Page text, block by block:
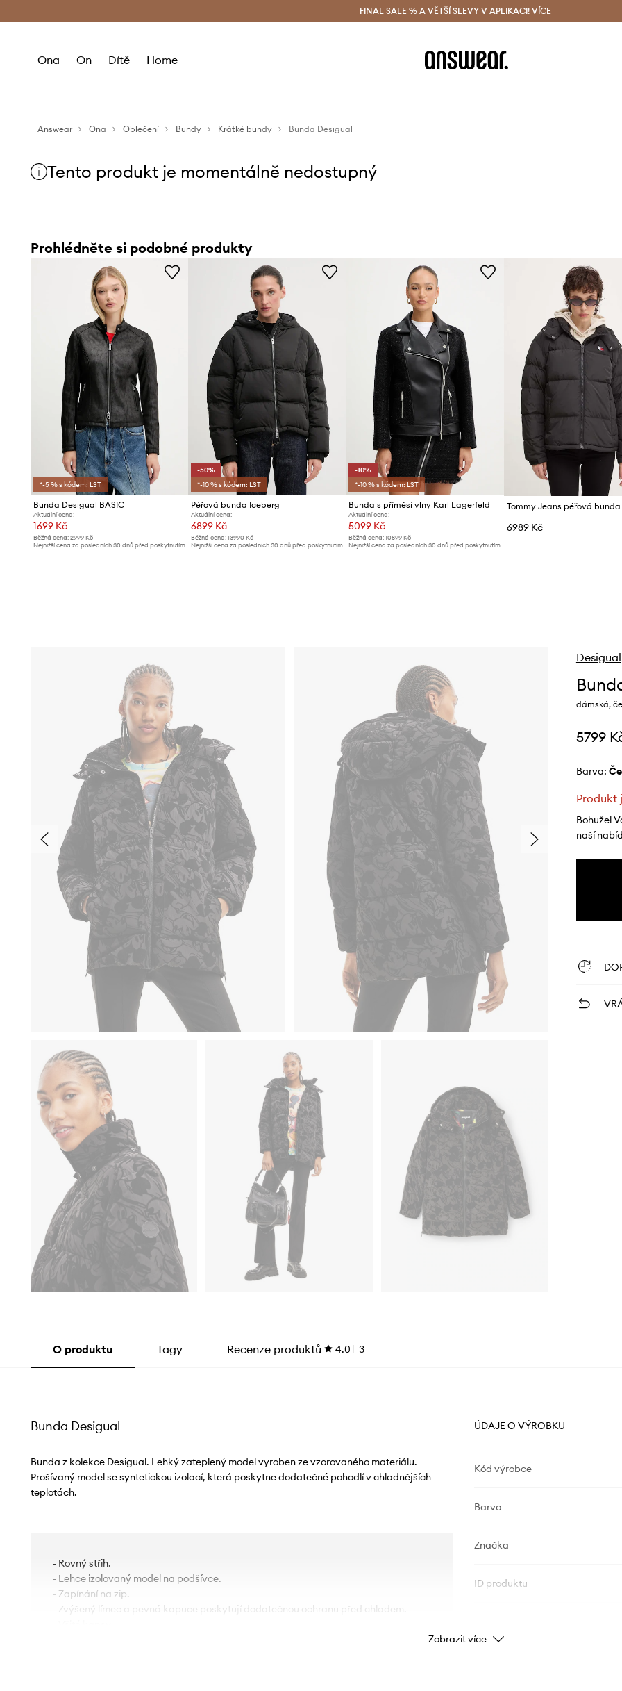
Doručení a vrácení zdarma (od 1800 Kč) Doručení i do 24 h
FINAL SALE % A VĚTŠÍ SLEVY V APLIKACI! VÍCE
Ona On Dítě Home
Answear Ona Oblečení Bundy Krátké bundy Bunda Desigual
Tento produkt je momentálně nedostupný
Prohlédněte si podobné produkty
*-5 % s kódem: LST
Bunda Desigual BASIC
Aktuální cena:
1699 Kč
Běžná cena: 2999 Kč
Nejnižší cena za posledních 30 dnů před poskytnutím
-50%
*-10 % s kódem: LST
Péřová bunda Iceberg
Aktuální cena:
6899 Kč
Běžná cena:13990 Kč
Nejnižší cena za posledních 30 dnů před poskytnutím
-10%
*-10 % s kódem: LST
Bunda s příměsí vlny Karl Lagerfeld
Aktuální cena:
5099 Kč
Běžná cena: 10899 Kč
Nejnižší cena za posledních 30 dnů před poskytnutím
Tommy Jeans péřová
6989 Kč
Desigual
dámská,
5799
Barva:
Produkt
Bohužel
naší
O produktu Tagy Recenze produktů 4.0 3
Bunda Desigual
Bunda z kolekce Desigual. Lehký zateplený model vyroben ze vzorovaného materiálu.
Prošívaný model se syntetickou izolací, která poskytne dodatečné pohodlí v chladnějších
teplotách.
- Rovný střih.
- Lehce izolovaný model na podšívce.
- Zapínání na zip.
- Zvýšený límec a pevná kapuce poskytují dodatečnou ochranu před chladem.
ÚDAJE O VÝROBKU
Kód výrobce
Barva
Značka
ID produktu
Zobrazit více